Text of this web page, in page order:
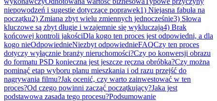
niepowodzeń i sugestie dotyczące poprawek1) Niejasna fabuła na
początku2) Zmiana zbyt wielu zmiennych jednocześnie3) Słowa
kluczowe są zbyt długie i wzajemnie się wykluczają4) Brak
końcowej kontroli jakościDla kogo ten proces jest odpowiedni, a dla
kogo nieOdpowiednieNiezbyt odpowiednieFAQCzy ten proces
dotyczy wyłącznie branży nieruchomości?Czy po konwersji obrazu
do formatu PSD konieczna jest jeszcze ręczna obróbka?Czy można
pominąć etap wyboru planu mieszkania i od razu przejść do
nagrywania filmu?Jak ocenić, czy warto zainwestować w ten
proces?Od czego powinni zacząć początkujący?Jaka jest
podstawowa zasada tego procesu?Podsumowanie